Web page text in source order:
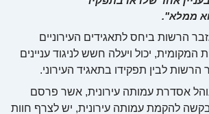
ממלא".
הרשות ביחס לתאגידים העירוניים
יכול ויעלה חשש לניגוד עניינים
הרשות לבין תפקידו בתאגיד העירוני.
אסדרת עמותה עירונית, אשר פרסם
להקמת עמותה עירונית, יש לצרף חוות